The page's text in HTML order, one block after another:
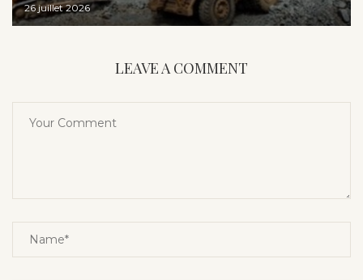
26 juillet 2026
LEAVE A COMMENT